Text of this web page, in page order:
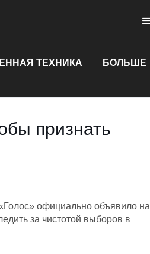
ТЕХНИКА БОЛЬШЕ
признать
официально объявило на
за чистотой выборов в